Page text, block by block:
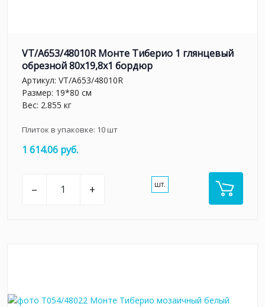
VT/A653/48010R Монте Тиберио 1 глянцевый
обрезной 80x19,8x1 бордюр
Артикул: VT/A653/48010R
Размер: 19*80 см
Вес: 2.855 кг
Плиток в упаковке: 10шт
1 614.06 руб.
– + шт.